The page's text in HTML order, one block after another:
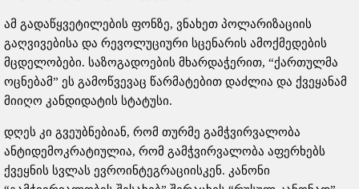
ამ გადაწყვეტილების ფონზე, ვნახეთ პოლარიზაციის
გაღვივებისა და რევოლუციური სცენარის ამოქმედების
მცდელობები. საზოგადოების მხარდაჭერით, “ქართულმა
ოცნებამ” ეს გამოწვევაც წარმატებით დაძლია და ქვეყანამ
მიიღო კანდიდატის სტატუსი.
დღეს კი გვეუბნებიან, რომ თურმე გამჭვირვალობა
ანტიდემოკრატიულია, რომ გამჭვირვალობა აფერხებს
ქვეყნის სვლას ევროინტეგრაციისკენ. კანონი